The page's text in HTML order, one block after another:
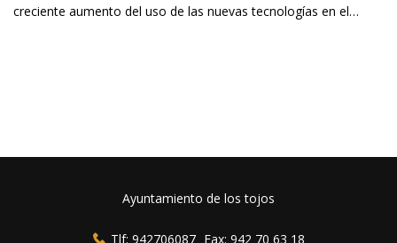
creciente aumento del uso de las nuevas tecnologías en el…
Ayuntamiento de los tojos
Tlf: 942706087- Fax: 942 70 63 18